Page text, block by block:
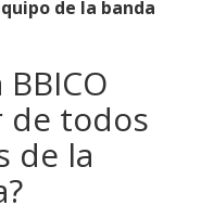
de la banda
de todos
de la